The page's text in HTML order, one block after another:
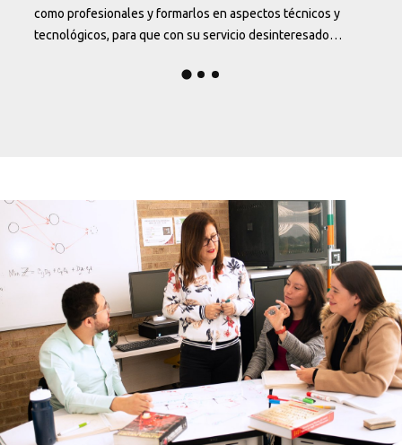
como profesionales y formarlos en aspectos técnicos y
tecnológicos, para que con su servicio desinteresado